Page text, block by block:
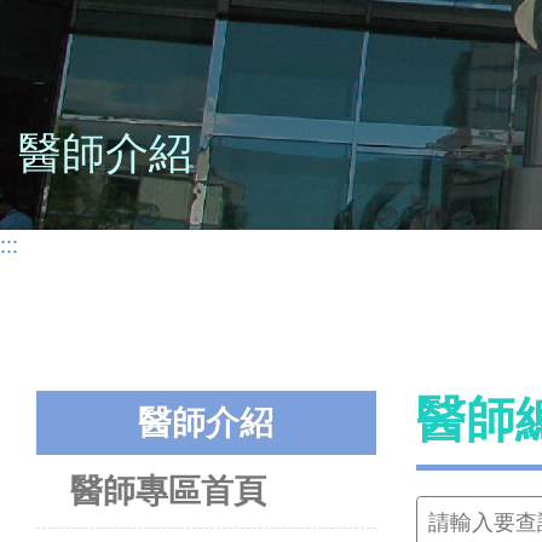
醫師介紹
:::
醫師介紹
醫師專區首頁
醫師